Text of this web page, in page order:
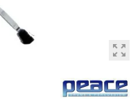
zoom_out_map